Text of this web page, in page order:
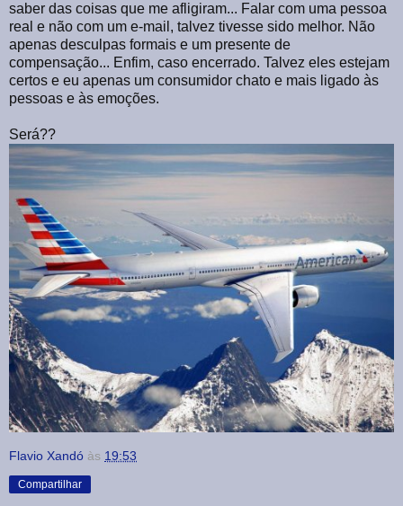
saber das coisas que me afligiram... Falar com uma pessoa
real e não com um e-mail, talvez tivesse sido melhor. Não
apenas desculpas formais e um presente de
compensação... Enfim, caso encerrado. Talvez eles estejam
certos e eu apenas um consumidor chato e mais ligado às
pessoas e às emoções.
Será??
Flavio Xandó às 19:53
Compartilhar